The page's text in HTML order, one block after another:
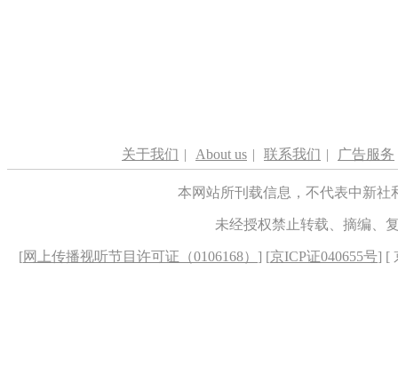
关于我们 | About us | 联系我们 | 广告服务
本网站所刊载信息，不代表中新
未经授权禁止转载、摘编、
[网上传播视听节目许可证（0106168） ] [京ICP证040655号] [